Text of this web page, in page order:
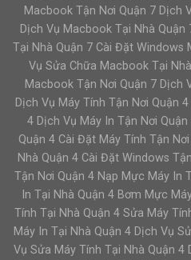
Macbook Tận Nơi Quận 7 Dịch
Dịch Vụ Macbook Tại Nhà
Tại Nhà Quận 7 Cài Đặt Windows
Vụ Sửa Chữa Macbook Tại
Macbook Tận Nơi Quận 7 Dịch
Dịch Vụ Máy Tính Tận Nơi Quận
4 Dịch Vụ Máy In Tận Nơi
Quận 4 Cài Đặt Máy Tính Tận
Nhà Quận 4 Cài Đặt Windows
Tận Nơi Quận 4 Nạp Mực Máy In
In Tại Nhà Quận 4 Bơm Mực
Tính Tại Nhà Quận 4 Sửa Máy
Máy In Tại Nhà Quận 4 Dịch Vụ
Vụ Sửa Máy Tính Tại Nhà Quận 4